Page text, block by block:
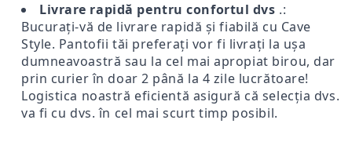
Livrare rapidă pentru confortul dvs .:
Bucurați-vă de livrare rapidă și fiabilă cu Cave
Style. Pantofii tăi preferați vor fi livrați la ușa
dumneavoastră sau la cel mai apropiat birou, dar
prin curier în doar 2 până la 4 zile lucrătoare!
Logistica noastră eficientă asigură că selecția dvs.
va fi cu dvs. în cel mai scurt timp posibil.